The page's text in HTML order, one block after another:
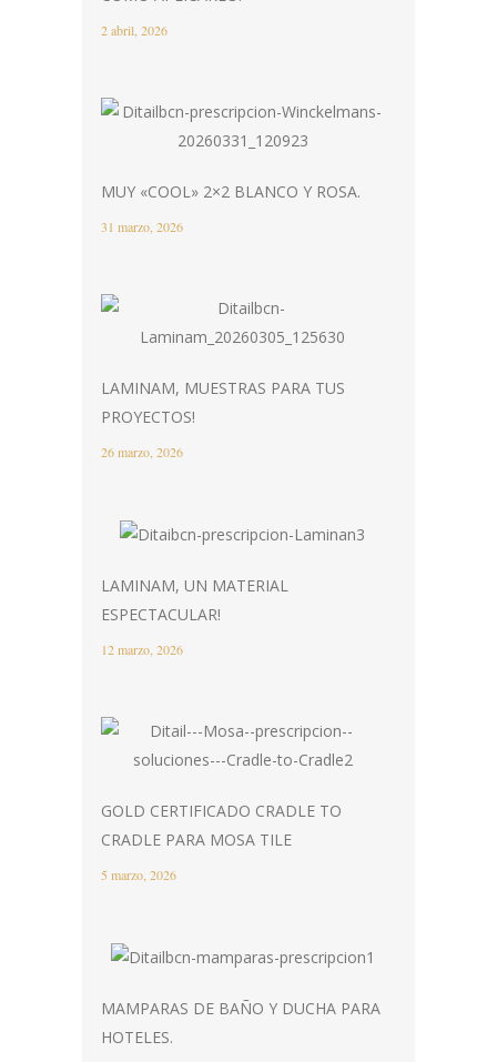
2 abril, 2026
MUY «COOL» 2×2 BLANCO Y ROSA.
31 marzo, 2026
LAMINAM, MUESTRAS PARA TUS
PROYECTOS!
26 marzo, 2026
LAMINAM, UN MATERIAL
ESPECTACULAR!
12 marzo, 2026
GOLD CERTIFICADO CRADLE TO
CRADLE PARA MOSA TILE
5 marzo, 2026
MAMPARAS DE BAÑO Y DUCHA PARA
HOTELES.